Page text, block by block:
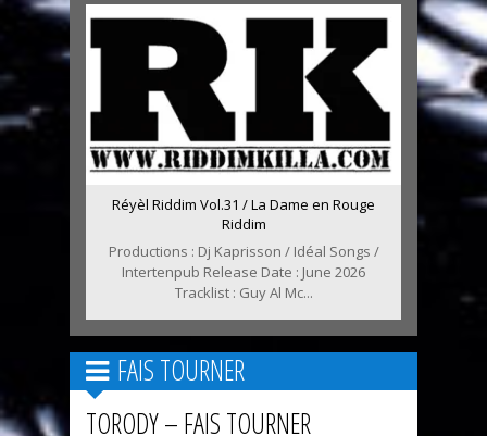
Réyèl Riddim Vol.31 / La Dame en Rouge
Riddim
Productions : Dj Kaprisson / Idéal Songs /
Intertenpub Release Date : June 2026
Tracklist : Guy Al Mc...
FAIS TOURNER
TORODY – FAIS TOURNER